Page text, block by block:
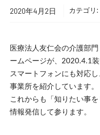
2020年4月2日 カテゴリ:
医療法人友仁会の介護部
ームページが、2020.4.1
スマートフォンにも対応
事業所を紹介しています。
これからも「知りたい事
情報発信して参ります。